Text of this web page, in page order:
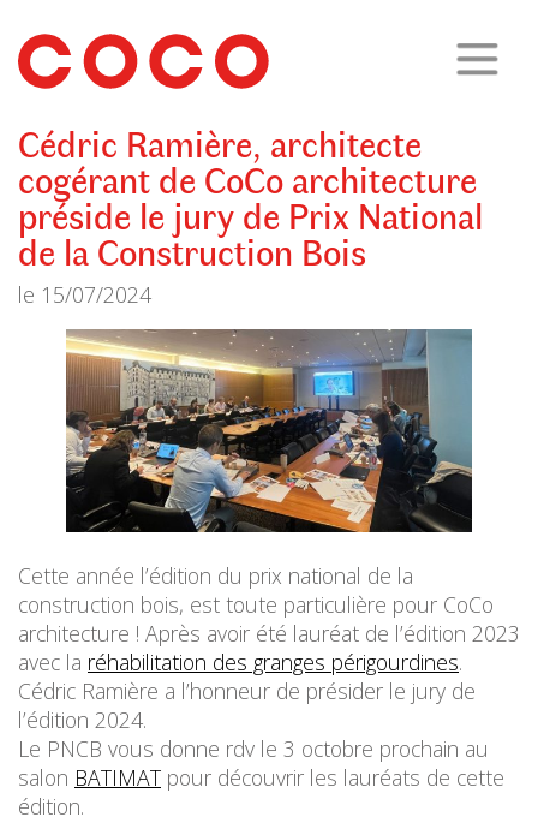
CoCo
Architecture
architecture,
urbanisme,
Cédric Ramière, architecte
cogérant de CoCo architecture
préside le jury de Prix National
de la Construction Bois
le 15/07/2024
Cette année l’édition du prix national de la
construction bois, est toute particulière pour CoCo
architecture ! Après avoir été lauréat de l’édition 2023
avec la réhabilitation des granges périgourdines.
Cédric Ramière a l’honneur de présider le jury de
l’édition 2024.
Le PNCB vous donne rdv le 3 octobre prochain au
salon BATIMAT pour découvrir les lauréats de cette
édition.